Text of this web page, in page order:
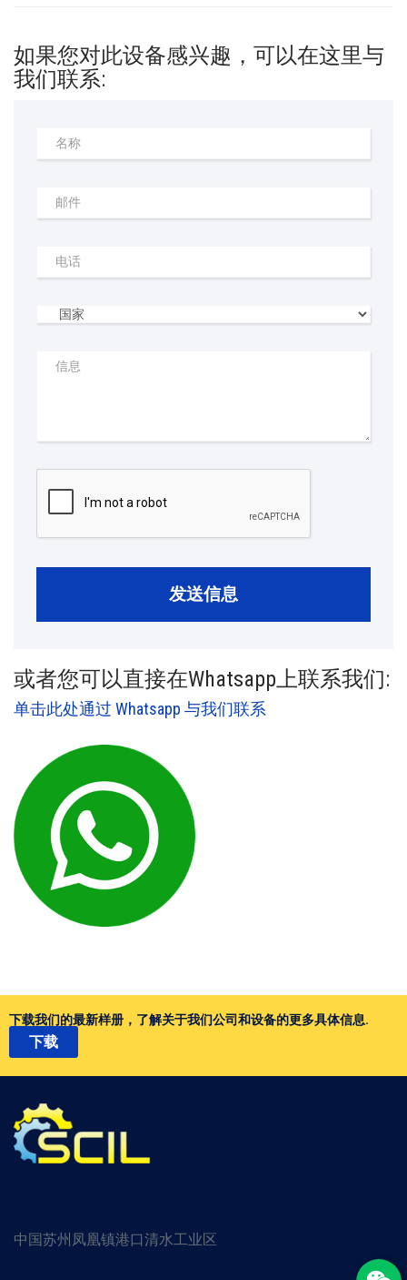
如果您对此设备感兴趣，可以在这里与
我们联系:
发送信息
或者您可以直接在Whatsapp上联系我们:
单击此处通过 Whatsapp 与我们联系
下载我们的最新样册，了解关于我们公司和设备的更多具体信息.
下载
中国苏州凤凰镇港口清水工业区